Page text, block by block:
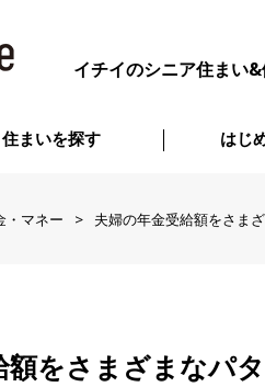
イチイのシニア住まい
住まいを探す はじ
・マネー 夫婦の年金受給額をさま
額をさまざまなパ